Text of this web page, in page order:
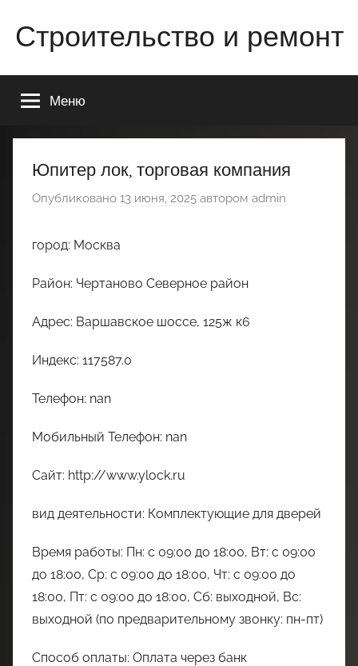
содержимому
Строительство и ремонт
строительстве
ремонте
Вашего
Меню
Юпитер лок, торговая компания
Опубликовано 13 июня, 2025 автором admin
город: Москва
Район: Чертаново Северное район
Адрес: Варшавское шоссе, 125ж к6
Индекс: 117587.0
Телефон: nan
Мобильный Телефон: nan
Сайт: http://www.ylock.ru
вид деятельности: Комплектующие для дверей
Время работы: Пн: с 09:00 до 18:00, Вт: с 09:00
до 18:00, Ср: с 09:00 до 18:00, Чт: с 09:00 до
18:00, Пт: с 09:00 до 18:00, Сб: выходной, Вс:
выходной (по предварительному звонку: пн-пт)
Способ оплаты: Оплата через банк